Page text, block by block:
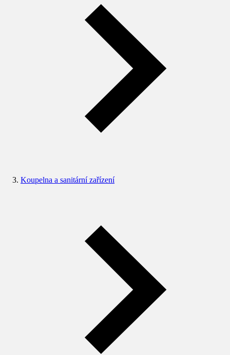
Koupelna a sanitární zařízení